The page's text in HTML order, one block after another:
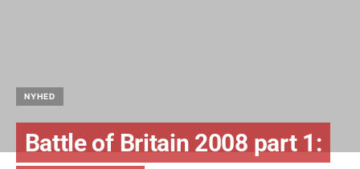
NYHED
Battle of Britain 2008 part 1: